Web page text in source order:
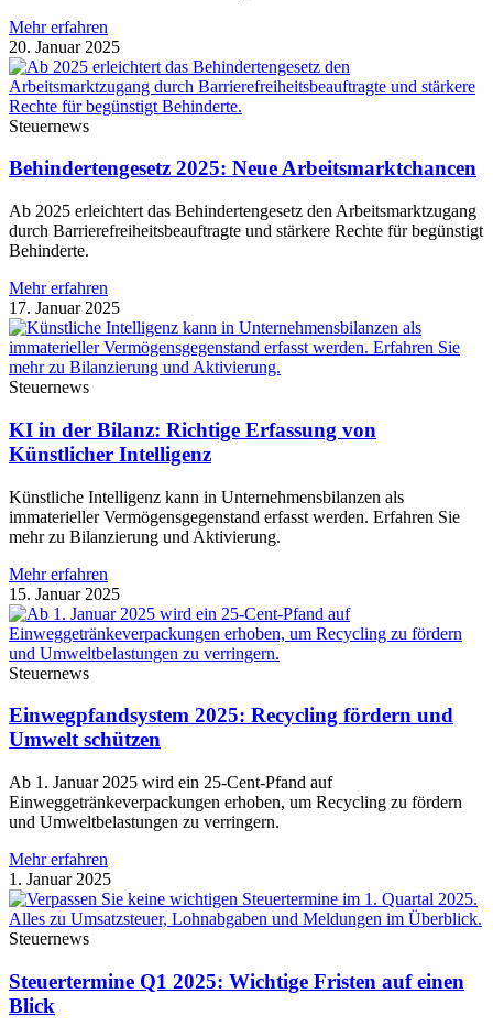
Mehr erfahren
20. Januar 2025
Steuernews
Behindertengesetz 2025: Neue Arbeitsmarktchancen
Ab 2025 erleichtert das Behindertengesetz den Arbeitsmarktzugang
durch Barrierefreiheitsbeauftragte und stärkere Rechte für begünstigt
Behinderte.
Mehr erfahren
17. Januar 2025
Steuernews
KI in der Bilanz: Richtige Erfassung von
Künstlicher Intelligenz
Künstliche Intelligenz kann in Unternehmensbilanzen als
immaterieller Vermögensgegenstand erfasst werden. Erfahren Sie
mehr zu Bilanzierung und Aktivierung.
Mehr erfahren
15. Januar 2025
Steuernews
Einwegpfandsystem 2025: Recycling fördern und
Umwelt schützen
Ab 1. Januar 2025 wird ein 25-Cent-Pfand auf
Einweggetränkeverpackungen erhoben, um Recycling zu fördern
und Umweltbelastungen zu verringern.
Mehr erfahren
1. Januar 2025
Steuernews
Steuertermine Q1 2025: Wichtige Fristen auf einen
Blick